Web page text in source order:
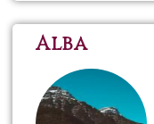
Alba